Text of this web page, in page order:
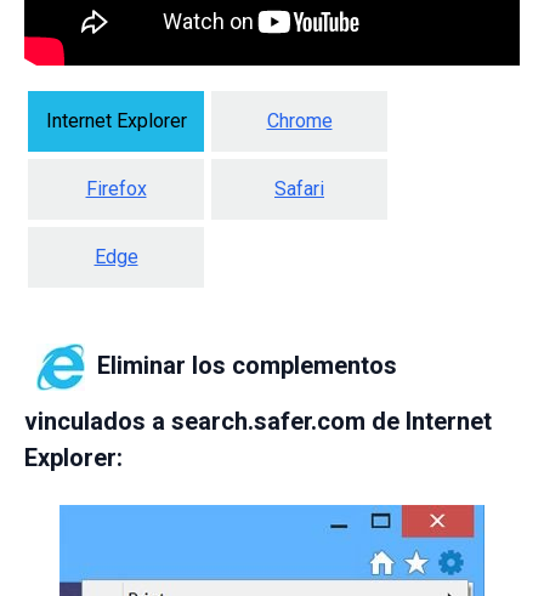
Internet Explorer Chrome
Firefox Safari
Edge
Eliminar los complementos
vinculados a search.safer.com de Internet
Explorer: